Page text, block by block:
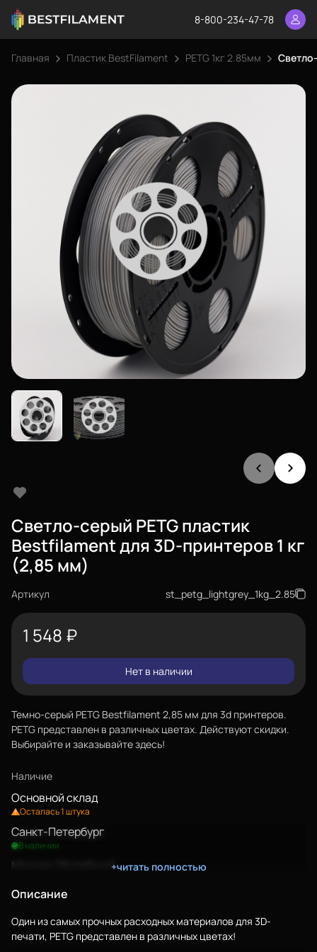
8-800-234-47-78
Главная Пластик BestFilament PETG 1кг 2.85мм
Светло-серый PETG пластик
Bestfilament для 3D-принтеров 1 кг
(2,85 мм)
Артикул st_petg_lightgrey_1kg_2.85
1 548 ₽
Нет в наличии
Темно-серый PETG Bestfilament 2,85 мм для 3d принтеров.
PETG представлен в различных цветах. Действуют скидки.
Выбирайте и заказывайте здесь!
Наличие
Основной склад
Осталась 1 штука
Санкт-Петербург
В наличии
Москва (Жулебино)+читать полностью
Описание
Один из самых прочных расходных материалов для 3D-
печати, PETG представлен в различных цветах!
Войти